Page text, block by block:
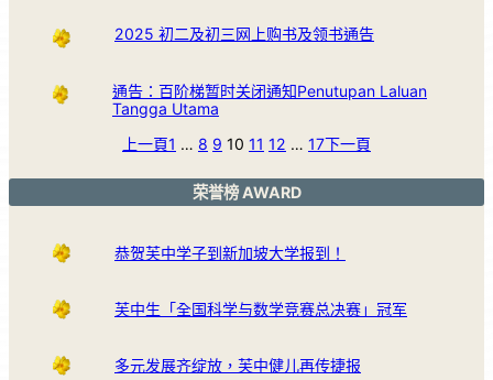
2025 初二及初三网上购书及领书通告
通告：百阶梯暂时关闭通知Penutupan Laluan
Tangga Utama
上一頁1 … 8 9 10 11 12 … 17下一頁
荣誉榜 AWARD
恭贺芙中学子到新加坡大学报到！
芙中生「全国科学与数学竞赛总决赛」冠军
多元发展齐绽放，芙中健儿再传捷报